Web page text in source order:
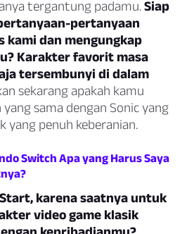
tergantung padamu.Siap
pertanyaan
kami dan mengungkap
Karakter favorit masa
tersembunyi di dalam
sekarang apakah kamu
sama dengan Sonic yang
yang penuh keberanian.
Switch Apa yang Harus Saya
karena saatnya untuk
video game klasik